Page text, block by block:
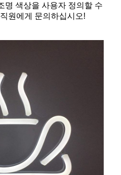
명 색상을 사용자 정의할 수
원에게 문의하십시오!